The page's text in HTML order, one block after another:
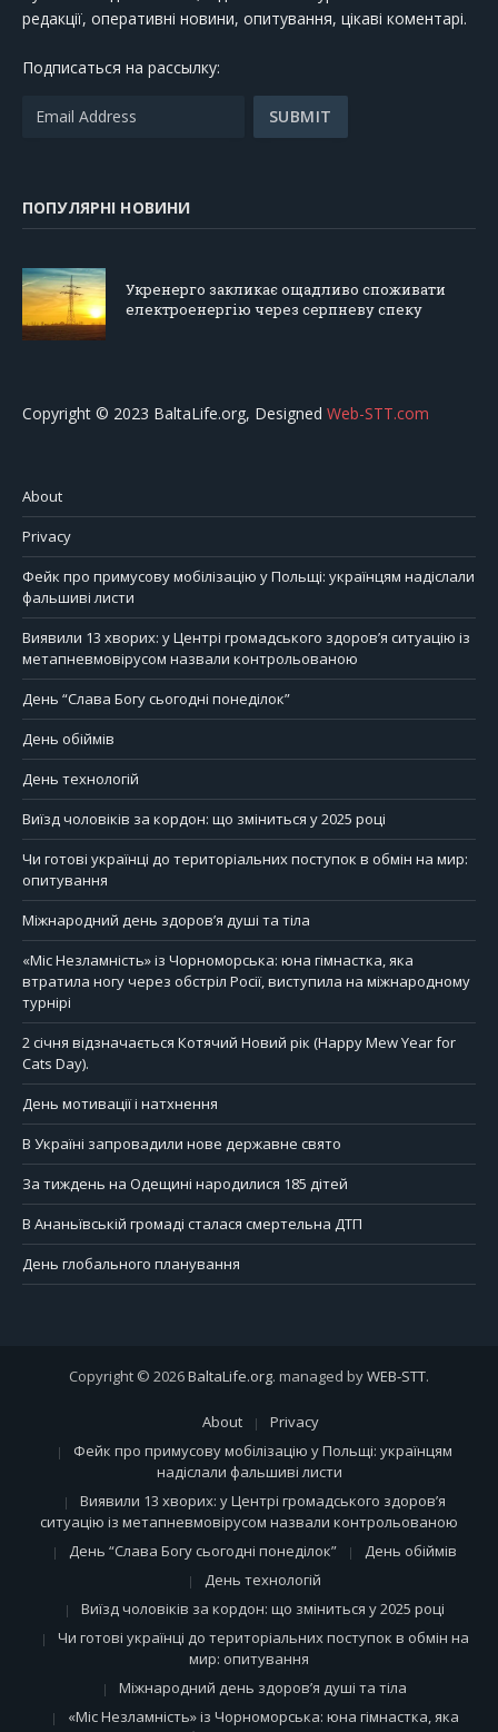
редакції, оперативні новини, опитування, цікаві коментарі.
Подписаться на рассылку:
ПОПУЛЯРНІ НОВИНИ
Укренерго закликає ощадливо споживати
електроенергію через серпневу спеку
Copyright © 2023 BaltaLife.org, Designed Web-STT.com
About
Privacy
Фейк про примусову мобілізацію у Польщі: українцям надіслали
фальшиві листи
Виявили 13 хворих: у Центрі громадського здоров’я ситуацію із
метапневмовірусом назвали контрольованою
День “Слава Богу сьогодні понеділок”
День обіймів
День технологій
Виїзд чоловіків за кордон: що зміниться у 2025 році
Чи готові українці до територіальних поступок в обмін на мир:
опитування
Міжнародний день здоров’я душі та тіла
«Міс Незламність» із Чорноморська: юна гімнастка, яка
втратила ногу через обстріл Росії, виступила на міжнародному
турнірі
2 січня відзначається Котячий Новий рік (Happy Mew Year for
Cats Day).
День мотивації і натхнення
В Україні запровадили нове державне свято
За тиждень на Одещині народилися 185 дітей
В Ананьївській громаді сталася смертельна ДТП
День глобального планування
Copyright © 2026BaltaLife.org. managed byWEB-STT.
About
Privacy
Фейк про примусову мобілізацію у Польщі: українцям
надіслали фальшиві листи
Виявили 13 хворих: у Центрі громадського здоров’я
ситуацію із метапневмовірусом назвали контрольованою
День “Слава Богу сьогодні понеділок”
День обіймів
День технологій
Виїзд чоловіків за кордон: що зміниться у 2025 році
Чи готові українці до територіальних поступок в обмін на
мир: опитування
Міжнародний день здоров’я душі та тіла
«Міс Незламність» із Чорноморська: юна гімнастка, яка